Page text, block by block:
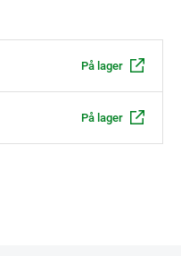
På lager
På lager